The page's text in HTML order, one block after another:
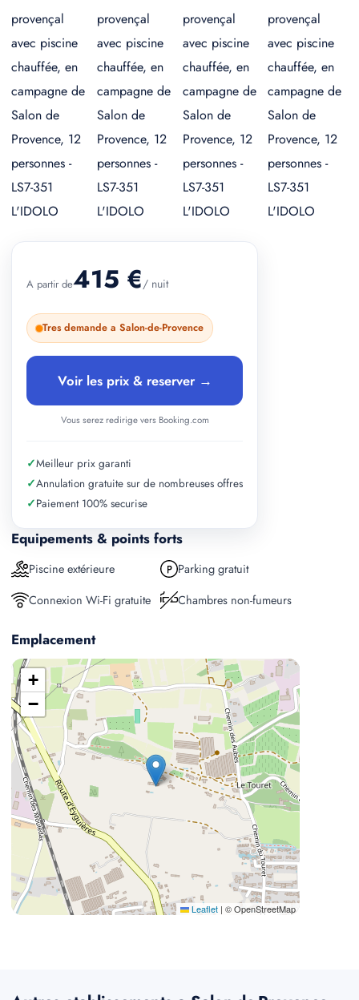
Equipements & points forts
Piscine extérieure
Parking gratuit
Connexion Wi-Fi gratuite
Chambres non-fumeurs
Emplacement
+
−
Leaflet | © OpenStreetMap
A partir de415 €/ nuit
Tres demande a Salon-de-Provence
Voir les prix & reserver →
Vous serez redirige vers Booking.com
✓Meilleur prix garanti
✓Annulation gratuite sur de nombreuses offres
✓Paiement 100% securise